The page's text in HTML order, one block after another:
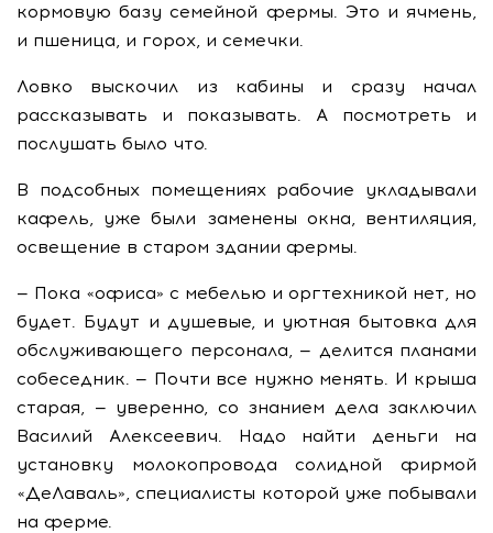
кормовую базу семейной фермы. Это и ячмень,
и пшеница, и горох, и семечки.
Ловко выскочил из кабины и сразу начал
рассказывать и показывать. А посмотреть и
послушать было что.
В подсобных помещениях рабочие укладывали
кафель, уже были заменены окна, вентиляция,
освещение в старом здании фермы.
— Пока «офиса» с мебелью и оргтехникой нет, но
будет. Будут и душевые, и уютная бытовка для
обслуживающего персонала, — делится планами
собеседник. — Почти все нужно менять. И крыша
старая, — уверенно, со знанием дела заключил
Василий Алексеевич. Надо найти деньги на
установку молокопровода солидной фирмой
«ДеЛаваль», специалисты которой уже побывали
на ферме.